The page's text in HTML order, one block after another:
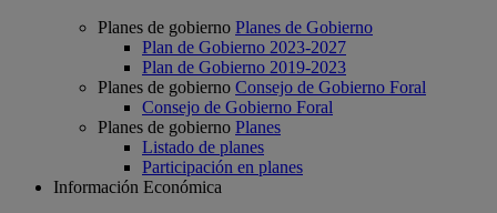
Planes de gobierno Planes de Gobierno
Plan de Gobierno 2023-2027
Plan de Gobierno 2019-2023
Planes de gobierno Consejo de Gobierno Foral
Consejo de Gobierno Foral
Planes de gobierno Planes
Listado de planes
Participación en planes
Información Económica